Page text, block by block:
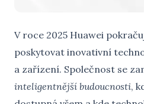
V roce 2025 Huawei
poskytovat inovativní
a zařízení. Společnost se
inteligentnější budoucnosti,